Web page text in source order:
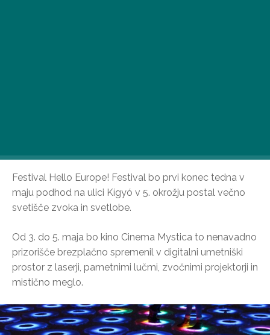
Festival Hello Europe! Festival bo prvi konec tedna v
maju podhod na ulici Kígyó v 5. okrožju postal večno
svetišče zvoka in svetlobe.
Od 3. do 5. maja bo kino Cinema Mystica to nenavadno
prizorišče brezplačno spremenil v digitalni umetniški
prostor z laserji, pametnimi lučmi, zvočnimi projektorji in
mistično meglo.